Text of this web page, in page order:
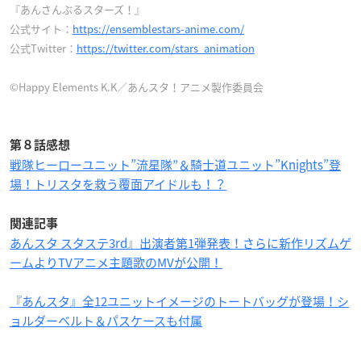
『あんさんぶるスターズ！』
公式サイト： https://ensemblestars-anime.com/
公式Twitter： https://twitter.com/stars_animation
©Happy Elements K.K／あんスタ！アニメ製作委員会
第８話感想
戦隊ヒーローユニット”流星隊”＆騎士道ユニット”Knights”登
場！トリスタを救う覆面アイドルも！？
関連記事
あんスタ スタステ3rd』出演者第1弾発表！さらに新作リズムゲ
ームよりTVアニメ主題歌のMVが公開！
『あんスタ』全12ユニットイメージのトートバッグが登場！シ
ョルダーベルト＆パスケースも付属